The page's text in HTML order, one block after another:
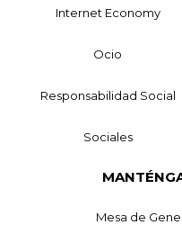
Internet Economy
Ocio
Responsabilidad Social
Sociales
Mesa de